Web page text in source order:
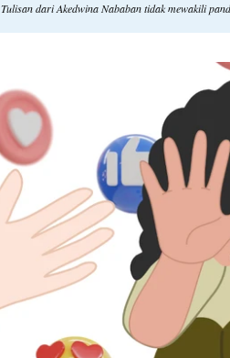
Tulisan dari Akedwina Nababan tidak mewakili